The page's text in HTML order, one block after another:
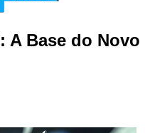
A Base do Novo